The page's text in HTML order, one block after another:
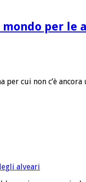
per le
cui non c’è